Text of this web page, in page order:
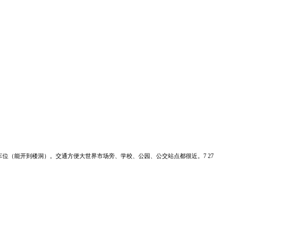
（能开到楼洞）。交通方便大世界市场旁、学校、公园、公交站点都很近。7 27